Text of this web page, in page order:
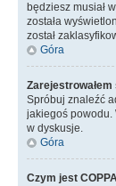
będziesz musiał
została
został
Góra
Spróbuj znaleźć
jakiegoś powodu.
w dyskusje.
Góra
Czym jest